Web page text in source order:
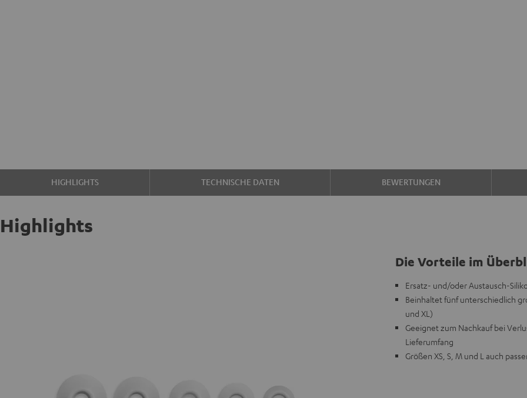
HIGHLIGHTS TECHNISCHE DATEN BEWERTUNGEN
Highlights
Die Vorteile im
Ersatz- und/oder Austausch-
Beinhaltet fünf unterschiedlich
und XL)
Geeignet zum Nachkauf bei
Lieferumfang
Größen XS, S, M und L auch